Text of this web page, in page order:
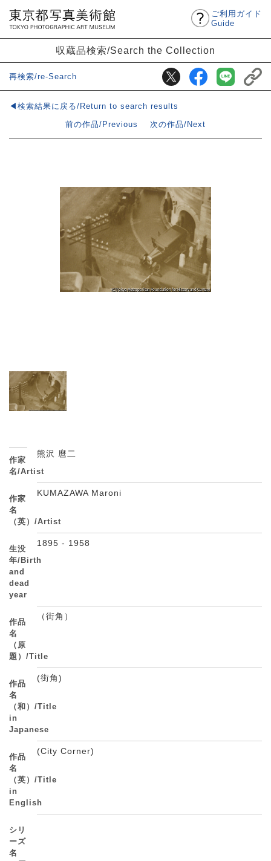
ご利用ガイド
Guide
収蔵品検索/Search the Collection
再検索/re-Search
◀検索結果に戻る/Return to search results
前の作品/Previous
次の作品/Next
作家
名/Artist
熊沢 麿二
作家
名
（英）/Artist
KUMAZAWA Maroni
生没
年/Birth
and
dead
year
1895 - 1958
作品
名
（原
題）/Title
（街角）
作品
名
（和）/Title
in
Japanese
(街角)
作品
名
（英）/Title
in
English
(City Corner)
シリ
ーズ
名